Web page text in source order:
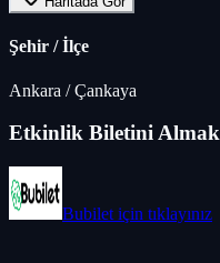
Şehir / İlçe
Ankara /Çankaya
Etkinlik Biletini
Bubilet için tıklayınız